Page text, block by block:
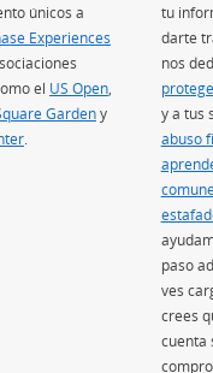
únicos a
Experiences (Se abre en
el US Open(Se abre en
,
Garden(Se abre en
y
(Se abre en superposición)
.
tu
darte
nos
y a tus
abuso
paso
ves
crees
cuenta